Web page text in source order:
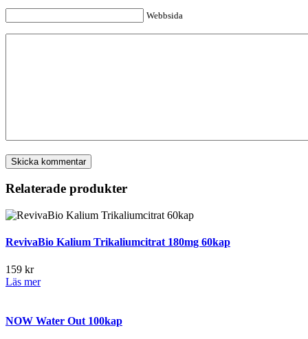
Webbsida
Relaterade produkter
RevivaBio Kalium Trikaliumcitrat 180mg 60kap
159 kr
Läs mer
NOW Water Out 100kap